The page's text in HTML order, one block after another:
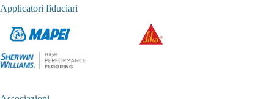
Applicatori fiduciari